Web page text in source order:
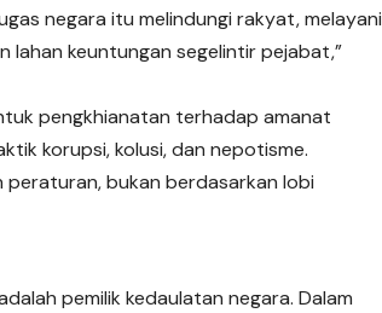
negara itu melindungi rakyat, melayani
lahan keuntungan segelintir pejabat,”
pengkhianatan terhadap amanat
korupsi, kolusi, dan nepotisme.
bukan berdasarkan lobi
pemilik kedaulatan negara. Dalam